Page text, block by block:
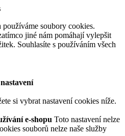
soubory cookies.
jiné nám pomáhají vylepšit
Souhlasíte s používáním všech
si vybrat nastavení cookies níže.
e-shopu Toto nastavení nelze
souborů nelze naše služby